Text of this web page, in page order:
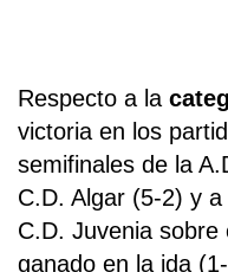
Respecto a la
victoria en los
semifinales de la
C.D. Algar (5-2) y
C.D. Juvenia
ganado en la ida